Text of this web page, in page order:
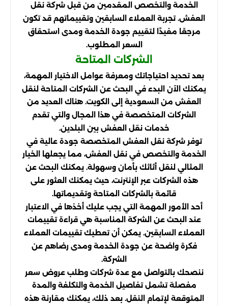
الخدمة والتخصص المقدمين من قبل شركة نقل
العفش. تجربة العملاء السابقين وتقييماتهم قد تكون
مرجعًا مفيدًا لتقييم جودة الخدمة ومدى استحقاق
السعر المطلوب.
الشركات المتاحة
بعد تحديد احتياجاتك ومعرفة عوامل الاختيار المهمة،
يمكنك الآن البدء في البحث عن الشركات المتاحة لنقل
العفش من السعودية إلى الكويت. هناك العديد من
الشركات المتخصصة في هذا المجال والتي تقدم
خدمات نقل العفش بين البلدين.
توفر شركة نقل العفش المتخصصة جودة عالية في
الخدمة والتخصص في نقل العفش، مما يجعلها الخيار
المثالي لنقل أثاثك بأمان وسهولة. يمكنك البحث عن
هذه الشركات عبر الإنترنت، حيث يمكنك العثور على
قائمة بالشركات المتاحة وتقديماتها.
أحد الأمور المهمة التي يجب عليك أخذها في الاعتبار
عند البحث عن الشركة المناسبة هي قراءة تقييمات
العملاء السابقين. يمكن أن تعطيك تقييمات العملاء
فكرة واضحة عن جودة الخدمة ومدى رضاهم عن
الشركة.
ننصحك بالتواصل مع عدة شركات وطلب عروض سعر
مفصلة تشمل تفاصيل الخدمة والتكلفة والمدة
المتوقعة لإتمام النقل. بعد ذلك، يمكنك مقارنة هذه